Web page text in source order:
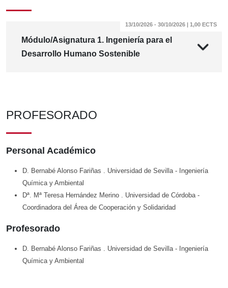
Módulo/Asignatura 1. Ingeniería para el
Desarrollo Humano Sostenible
13/10/2026 - 30/10/2026 | 1,00 ECTS
PROFESORADO
Personal Académico
D. Bernabé Alonso Fariñas . Universidad de Sevilla - Ingeniería
Química y Ambiental
Dª. Mª Teresa Hernández Merino . Universidad de Córdoba -
Coordinadora del Área de Cooperación y Solidaridad
Profesorado
D. Bernabé Alonso Fariñas . Universidad de Sevilla - Ingeniería
Química y Ambiental